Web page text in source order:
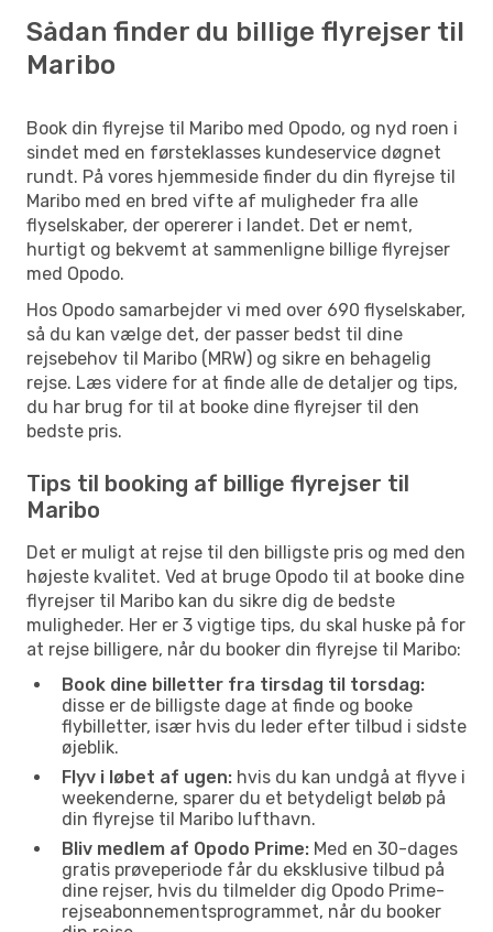
Sådan finder du billige flyrejser til
Maribo
Book din flyrejse til Maribo med Opodo, og nyd roen i
sindet med en førsteklasses kundeservice døgnet
rundt. På vores hjemmeside finder du din flyrejse til
Maribo med en bred vifte af muligheder fra alle
flyselskaber, der opererer i landet. Det er nemt,
hurtigt og bekvemt at sammenligne billige flyrejser
med Opodo.
Hos Opodo samarbejder vi med over 690 flyselskaber,
så du kan vælge det, der passer bedst til dine
rejsebehov til Maribo (MRW) og sikre en behagelig
rejse. Læs videre for at finde alle de detaljer og tips,
du har brug for til at booke dine flyrejser til den
bedste pris.
Tips til booking af billige flyrejser til
Maribo
Det er muligt at rejse til den billigste pris og med den
højeste kvalitet. Ved at bruge Opodo til at booke dine
flyrejser til Maribo kan du sikre dig de bedste
muligheder. Her er 3 vigtige tips, du skal huske på for
at rejse billigere, når du booker din flyrejse til Maribo:
Book dine billetter fra tirsdag til torsdag:
disse er de billigste dage at finde og booke
flybilletter, især hvis du leder efter tilbud i sidste
øjeblik.
Flyv i løbet af ugen: hvis du kan undgå at flyve i
weekenderne, sparer du et betydeligt beløb på
din flyrejse til Maribo lufthavn.
Bliv medlem af Opodo Prime: Med en 30-dages
gratis prøveperiode får du eksklusive tilbud på
dine rejser, hvis du tilmelder dig Opodo Prime-
rejseabonnementsprogrammet, når du booker